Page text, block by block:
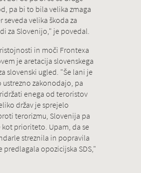
pa bi to bila velika zmaga
velika škoda za
za Slovenijo," je povedal.
in moči Frontexa
je aretacija slovenskega
slovenski ugled. "Še lani je
zakonodajo, pa
enega od teroristov
držav je sprejelo
terorizmu, Slovenija pa
prioriteto. Upam, da se
streznila in popravila
opozicijska SDS,"